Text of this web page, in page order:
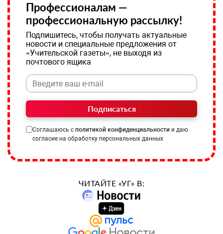
Профессионалам —
профессиональную рассылку!
Подпишитесь, чтобы получать актуальные
новости и специальные предложения от
«Учительской газеты», не выходя из
почтового ящика
Подписаться
Соглашаюсь с политикой конфиденциальности и даю
согласие на обработку персональных данных
ЧИТАЙТЕ «УГ» В: